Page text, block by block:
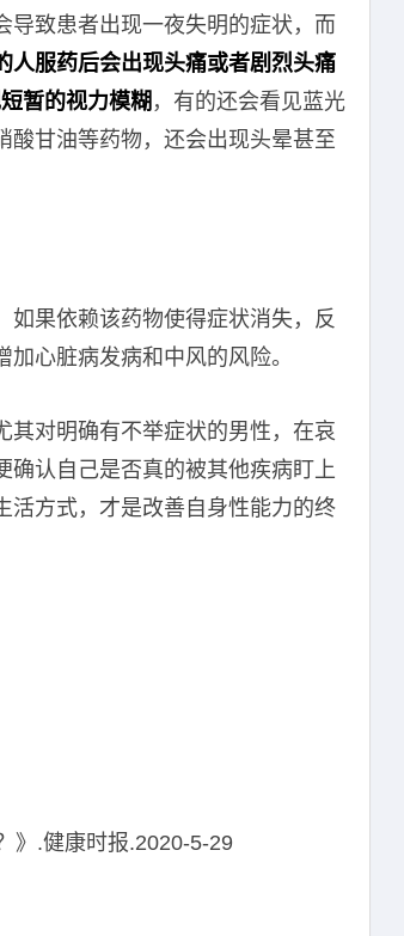
导致患者出现一夜失明的症状，而
人服药后会出现头痛或者剧烈头痛
暂的视力模糊 ，有的还会看见蓝光
酸甘油等药物，还会出现头晕甚至
如果依赖该药物使得症状消失，反
心脏病发病和中风的风险。
其对明确有不举症状的男性，在哀
确认自己是否真的被其他疾病盯上
活方式，才是改善自身性能力的终
》.健康时报.2020-5-29